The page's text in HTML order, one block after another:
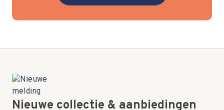
Nieuwe collectie & aanbiedingen